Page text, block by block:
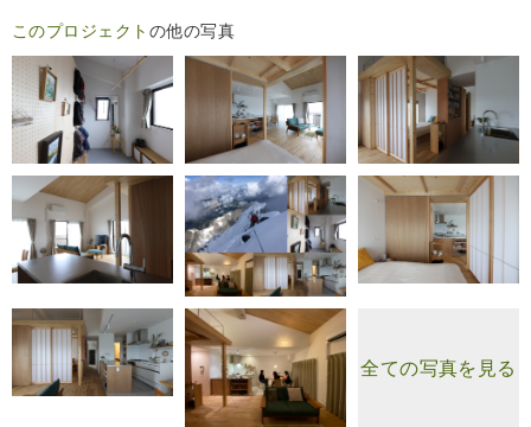
このプロジェクト の他の写真
全ての写真を見る